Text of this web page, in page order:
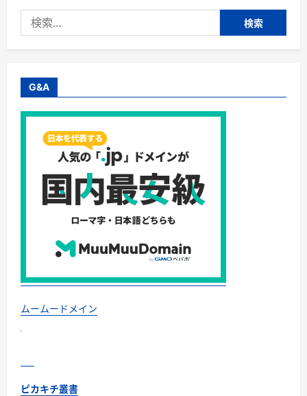
予
つ
に
む
定！
ー
で
旅
お
得
に
快
に
｜
エ
ア
ト
リ
セ
ー
開
催
索:
G&A
ムームードメイン
ピカキチ叢書